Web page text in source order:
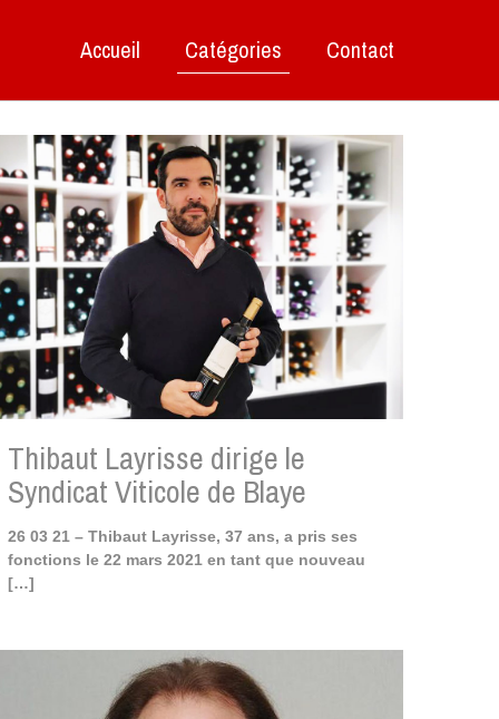
Accueil Catégories Contact
Thibaut Layrisse dirige le
Syndicat Viticole de Blaye
26 03 21 – Thibaut Layrisse, 37 ans, a pris ses
fonctions le 22 mars 2021 en tant que nouveau
[…]